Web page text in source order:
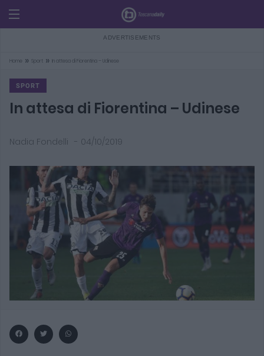
Home » Sport » In attesa di Fiorentina – Udinese
SPORT
In attesa di Fiorentina – Udinese
Nadia Fondelli - 04/10/2019